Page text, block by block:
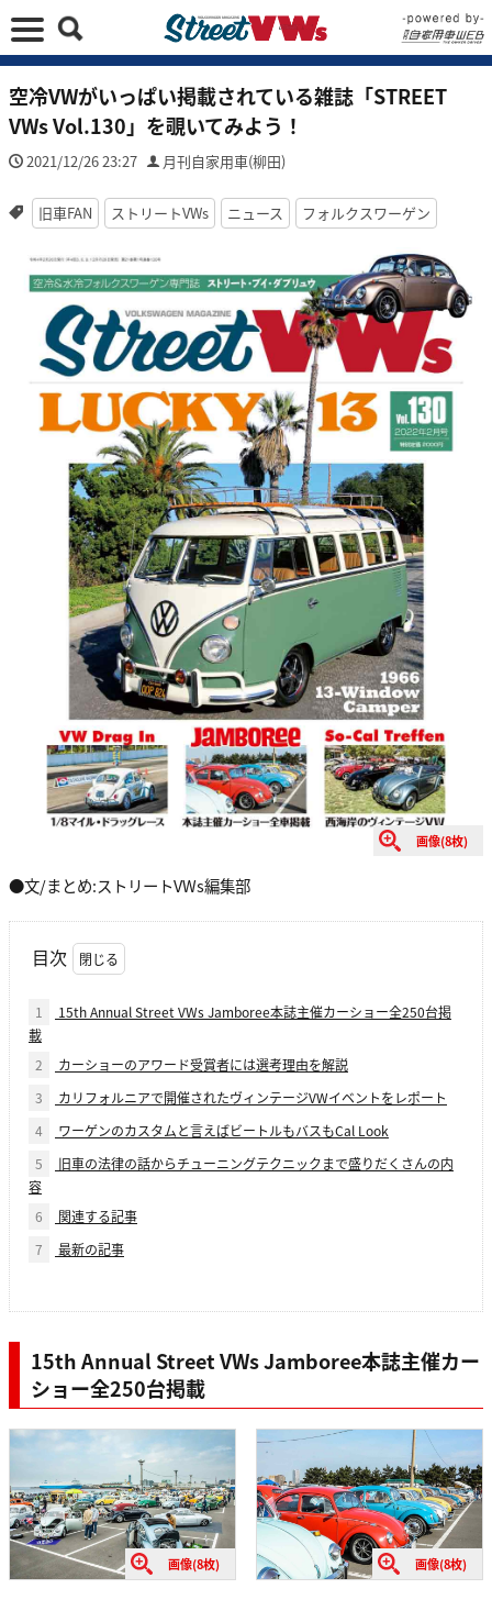
空冷VWがいっぱい掲載されている雑誌「STREET
VWs Vol.130」を覗いてみよう！
2021/12/26 23:27 月刊自家用車(柳田)
旧車FAN ストリートVWs ニュース フォルクスワーゲン
画像(8枚)
●文/まとめ:ストリートVWs編集部
目次
1
15th Annual Street VWs Jamboree本誌主催カーショー全250台掲
載
2
カーショーのアワード受賞者には選考理由を解説
3
カリフォルニアで開催されたヴィンテージVWイベントをレポート
4
ワーゲンのカスタムと言えばビートルもバスもCal Look
5
旧車の法律の話からチューニングテクニックまで盛りだくさんの内
容
6
関連する記事
7
最新の記事
15th Annual Street VWs Jamboree本誌主催カー
ショー全250台掲載
画像(8枚) 画像(8枚)